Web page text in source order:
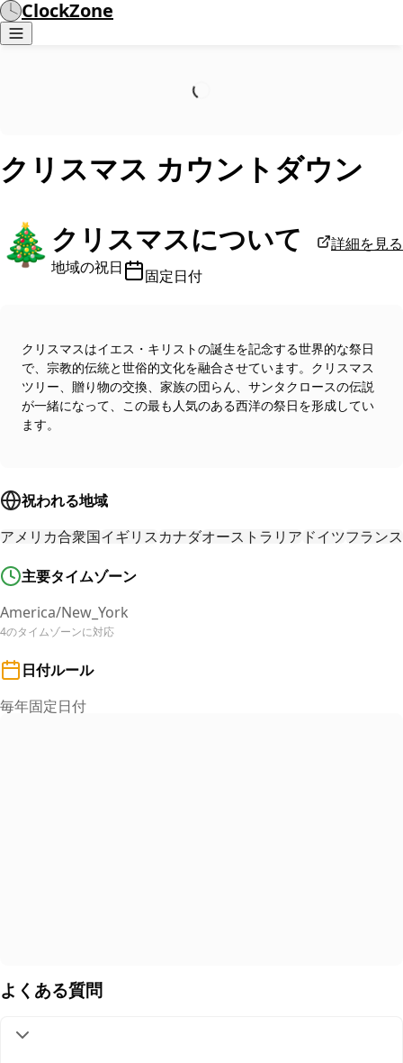
ClockZone
クリスマス カウントダウン
🎄クリスマスについて
地域の祝日 固定日付
詳細を見る
クリスマスはイエス・キリストの誕生を記念する世界的な祭日
で、宗教的伝統と世俗的文化を融合させています。クリスマス
ツリー、贈り物の交換、家族の団らん、サンタクロースの伝説
が一緒になって、この最も人気のある西洋の祭日を形成してい
ます。
祝われる地域
アメリカ合衆国イギリスカナダオーストラリア ドイツフランス
主要タイムゾーン
America/New_York
4のタイムゾーンに対応
日付ルール
毎年固定日付
よくある質問